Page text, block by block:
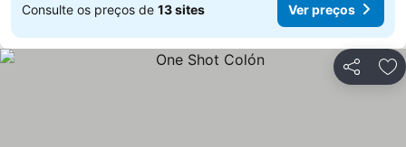
Consulte os preços de 13 sites Ver preços
Partilhar